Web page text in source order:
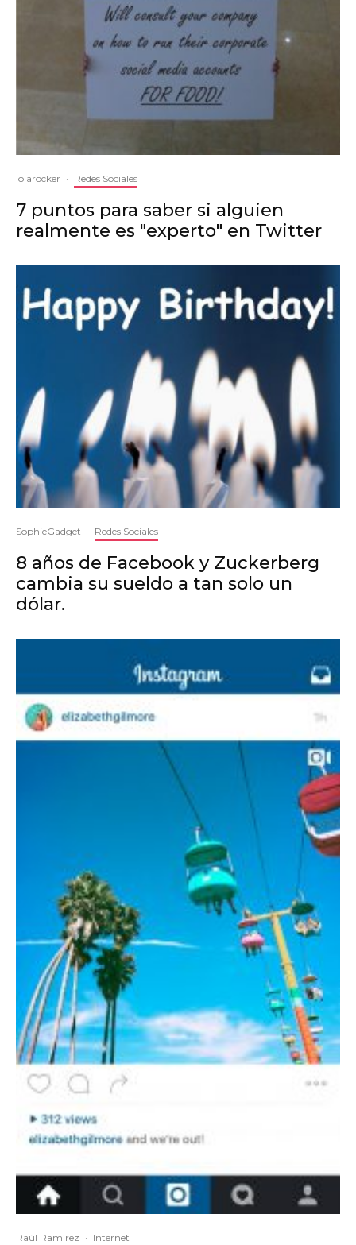
lolarocker · Redes Sociales
7 puntos para saber si alguien
realmente es "experto" en Twitter
SophieGadget · Redes Sociales
8 años de Facebook y Zuckerberg
cambia su sueldo a tan solo un
dólar.
Raúl Ramírez · Internet